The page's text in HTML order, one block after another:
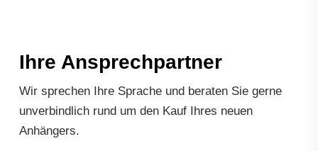
Ihre Ansprechpartner
Wir sprechen Ihre Sprache und beraten Sie gerne
unverbindlich rund um den Kauf Ihres neuen
Anhängers.